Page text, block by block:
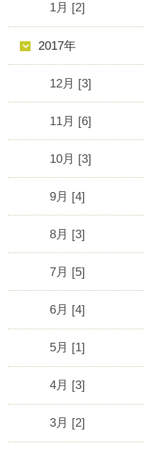
1月 [2]
2017年
12月 [3]
11月 [6]
10月 [3]
9月 [4]
8月 [3]
7月 [5]
6月 [4]
5月 [1]
4月 [3]
3月 [2]